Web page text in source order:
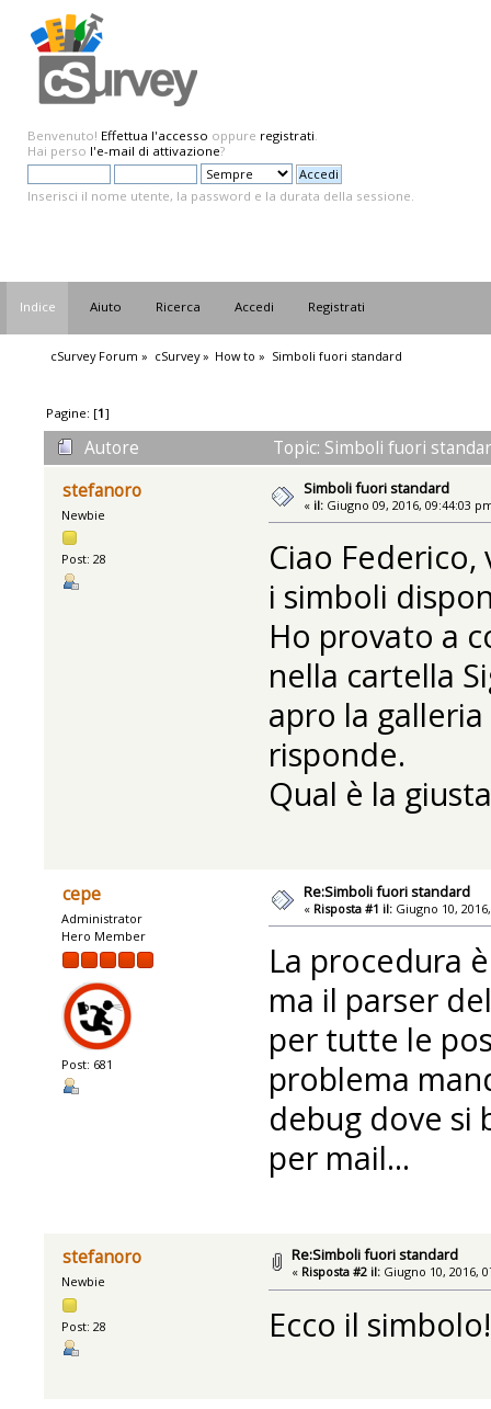
Benvenuto! Effettua l'accesso oppure registrati.
Hai perso l'e-mail di attivazione?
Inserisci il nome utente, la password e la durata della sessione.
Indice Aiuto Ricerca Accedi Registrati
cSurvey Forum » cSurvey» How to » Simboli fuori standard
Pagine: [1]
Autore
Topic: Simboli fuori
stefanoro
Newbie
Post: 28
Simboli fuori standard
« il: Giugno 09, 2016, 09:44:03
Ciao
i simboli
Ho provato a
nella cartella
apro la
risponde.
Qual è la
cepe
Administrator
Hero Member
Post: 681
Re:Simboli fuori standard
« Risposta #1 il: Giugno 10,
La procedura
ma il parser
per tutte le
problema
debug dove si
per mail...
stefanoro
Newbie
Post: 28
Re:Simboli fuori standard
« Risposta #2 il: Giugno 10, 2016,
Ecco il simbolo!